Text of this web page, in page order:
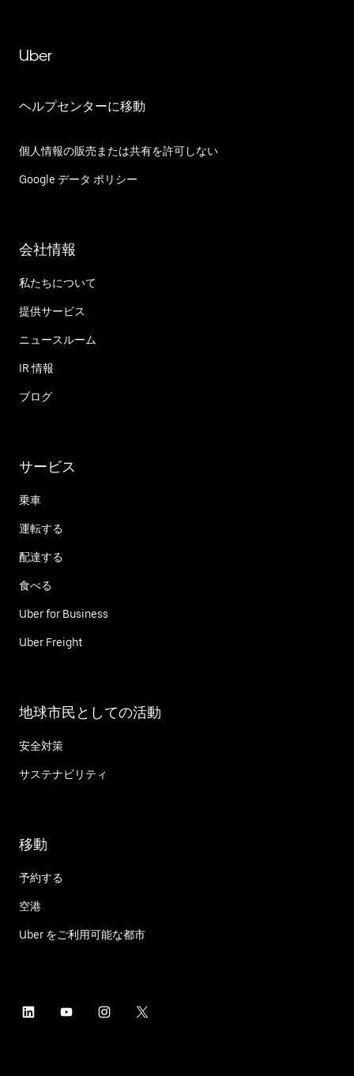
Uber
ヘルプセンターに移動
個人情報の販売または共有を許可しない
Google データ ポリシー
会社情報
私たちについて
提供サービス
ニュースルーム
IR 情報
ブログ
サービス
乗車
運転する
配達する
食べる
Uber for Business
Uber Freight
地球市民としての活動
安全対策
サステナビリティ
移動
予約する
空港
Uber をご利用可能な都市